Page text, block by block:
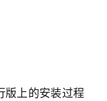
上的安装过程